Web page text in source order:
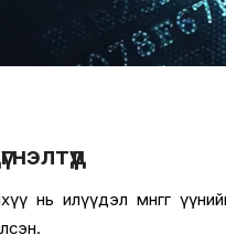
нь илүүдэл мөнгөг